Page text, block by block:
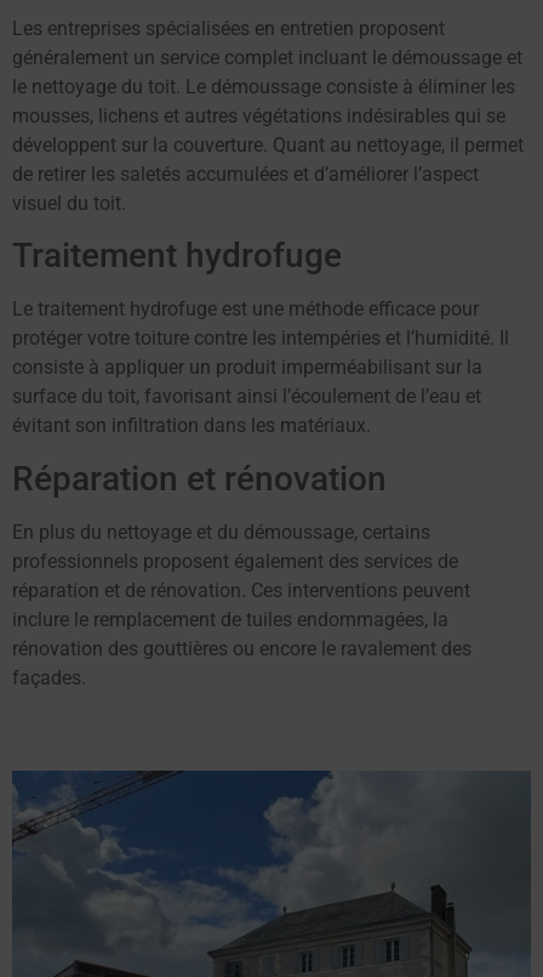
Les entreprises spécialisées en entretien proposent
généralement un service complet incluant le démoussage et
le nettoyage du toit. Le démoussage consiste à éliminer les
mousses, lichens et autres végétations indésirables qui se
développent sur la couverture. Quant au nettoyage, il permet
de retirer les saletés accumulées et d’améliorer l’aspect
visuel du toit.
Traitement hydrofuge
Le traitement hydrofuge est une méthode efficace pour
protéger votre toiture contre les intempéries et l’humidité. Il
consiste à appliquer un produit imperméabilisant sur la
surface du toit, favorisant ainsi l’écoulement de l’eau et
évitant son infiltration dans les matériaux.
Réparation et rénovation
En plus du nettoyage et du démoussage, certains
professionnels proposent également des services de
réparation et de rénovation. Ces interventions peuvent
inclure le remplacement de tuiles endommagées, la
rénovation des gouttières ou encore le ravalement des
façades.